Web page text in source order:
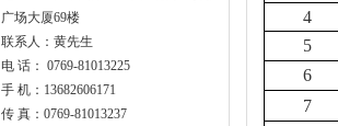
广场大厦69楼
联系人：黄先生
电 话： 0769-81013225
手 机：13682606171
传 真：0769-81013237
4
5
6
7